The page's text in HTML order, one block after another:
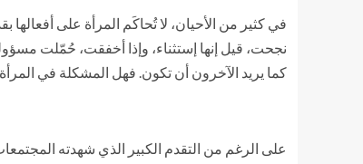
في كثير من الأحيان، لا تُحاكَم المرأة على
نجحت، قيل إنها إستثناء، وإذا أخفقت، حُمّلت
كما يريد الآخرون أن تكون. فهل المشكلة في
على الرغم من التقدم الكبير الذي شهدته